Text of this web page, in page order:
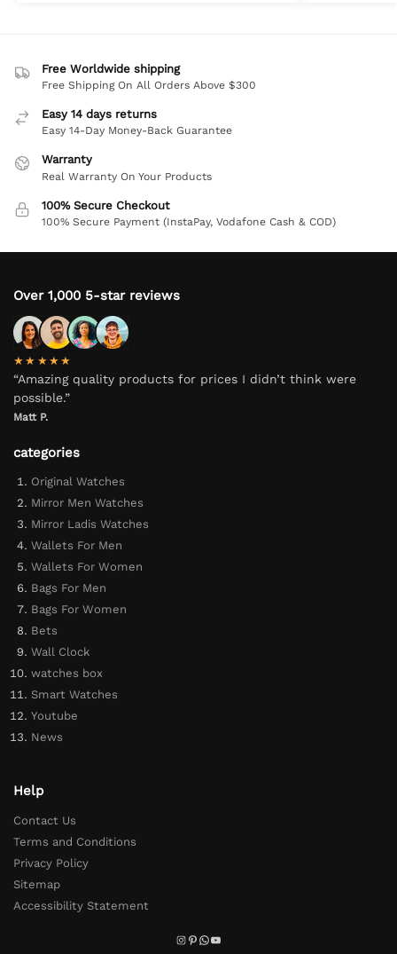
Free Worldwide shipping
Free Shipping On All Orders Above $300
Easy 14 days returns
Easy 14-Day Money-Back Guarantee
Warranty
Real Warranty On Your Products
100% Secure Checkout
100% Secure Payment (InstaPay, Vodafone Cash & COD)
Over 1,000 5-star reviews
★★★★★
“Amazing quality products for prices I didn’t think were
possible.”
Matt P.
categories
Original Watches
Mirror Men Watches
Mirror Ladis Watches
Wallets For Men
Wallets For Women
Bags For Men
Bags For Women
Bets
Wall Clock
watches box
Smart Watches
Youtube
News
Help
Contact Us
Terms and Conditions
Privacy Policy
Sitemap
Accessibility Statement